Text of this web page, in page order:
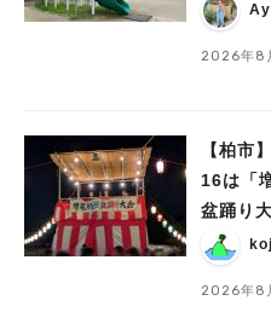
2026年8
【柏市
16は「
盆踊り
2026年8